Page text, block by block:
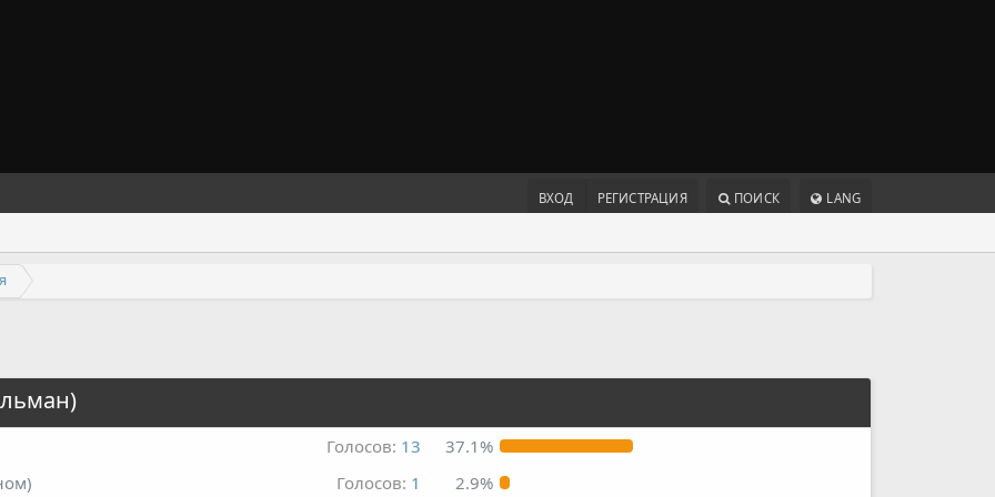
ВХОД РЕГИСТРАЦИЯ ПОИСК LANG
Голосов: 13
37.1%
Голосов: 1
2.9%